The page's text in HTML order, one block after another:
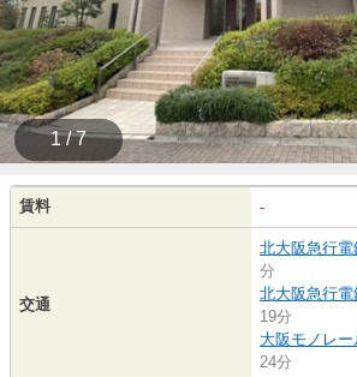
1 / 7
賃料 -
交通
北大阪急行電
分
北大阪急行電
19分
大阪モノレー
24分